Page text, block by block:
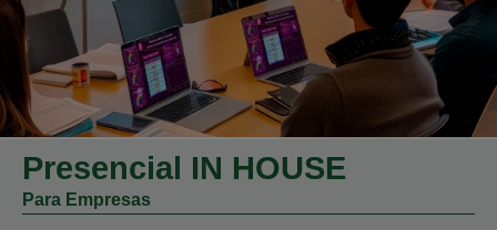
Presencial IN HOUSE
Para Empresas